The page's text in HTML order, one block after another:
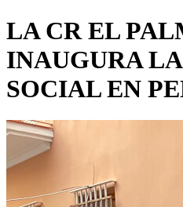
LA CR EL
INAUGURA
SOCIAL EN